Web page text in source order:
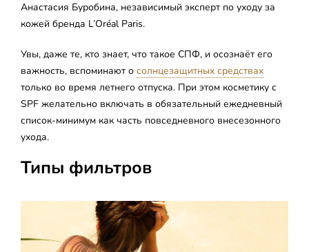
Анастасия Буробина, независимый эксперт по уходу за
кожей бренда L’Oréal Paris.
Увы, даже те, кто знает, что такое СПФ, и осознаёт его
важность, вспоминают о солнцезащитных средствах
только во время летнего отпуска. При этом косметику с
SPF желательно включать в обязательный ежедневный
список-минимум как часть повседневного внесезонного
ухода.
Типы фильтров